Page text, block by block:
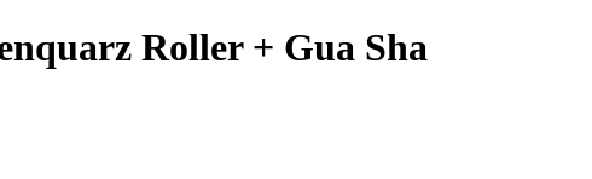
Roller + Gua Sha